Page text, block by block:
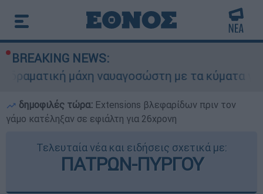
BREAKING NEWS:
ναυαγοσώστη με τα κύματα για να σώσει
δημοφιλές τώρα: Extensions βλεφαρίδων πριν τον
γάμο κατέληξαν σε εφιάλτη για 26χρονη
Τελευταία νέα και ειδήσεις σχετικά με:
ΠΑΤΡΩΝ-ΠΥΡΓΟΥ